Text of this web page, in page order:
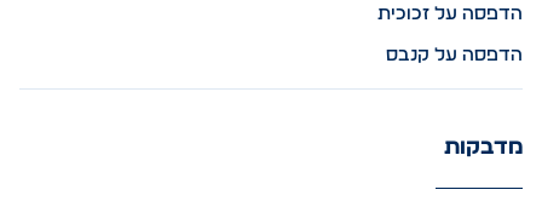
הדפסה על זכוכית
הדפסה על קנבס
מדבקות